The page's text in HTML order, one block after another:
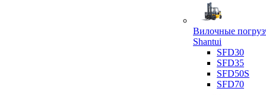
Вилочные
Shantui
SFD30
SFD35
SFD50S
SFD70